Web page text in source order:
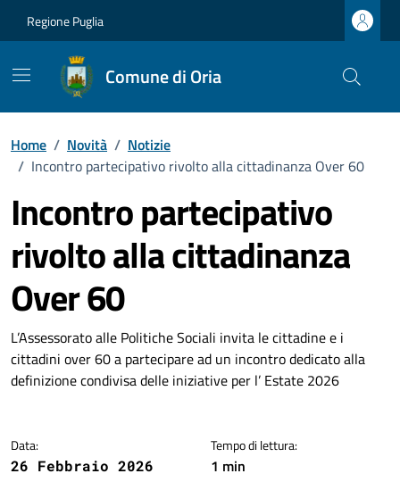
Regione Puglia
Comune di Oria
Home / Novità / Notizie
/ Incontro partecipativo rivolto alla cittadinanza Over 60
Incontro partecipativo
rivolto alla cittadinanza
Over 60
Dettagli della notizia
L’Assessorato alle Politiche Sociali invita le cittadine e i
cittadini over 60 a partecipare ad un incontro dedicato alla
definizione condivisa delle iniziative per l’ Estate 2026
Data:
26 Febbraio 2026
Tempo di lettura:
1 min